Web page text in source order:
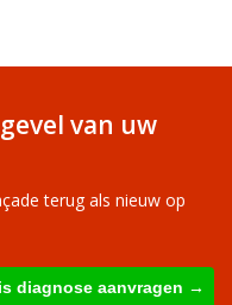
van uw
terug als nieuw op
diagnose aanvragen →